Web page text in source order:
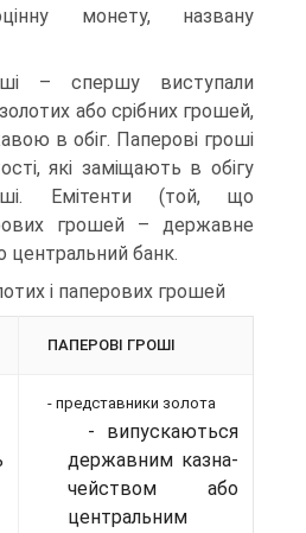
монету, названу
– спершу виступали
або срібних грошей,
в обіг. Паперові гроші
які заміщають в обігу
Емітенти (той, що
грошей – державне
центральний банк.
і паперових грошей
ПАПЕРОВІ ГРОШІ
- представники золота
- випускаються
державним казна-
чейством або
центральним